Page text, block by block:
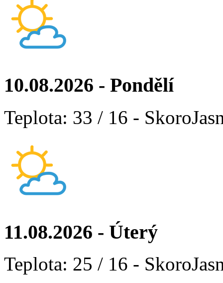
10.08.2026 - Pondělí
Teplota: 33 / 16 -
11.08.2026 - Úterý
Teplota: 25 / 16 -